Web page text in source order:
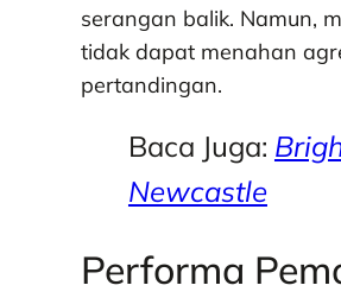
serangan balik. Namun,
tidak dapat menahan
pertandingan.
Baca Juga:
Newcastle
Performa